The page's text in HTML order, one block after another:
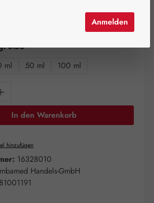
auswählen
ml 50 ml 100 ml
Gib den gewünschten
In den Warenkorb
hinzufügen
16328010
Handels-GmbH
Anmelden